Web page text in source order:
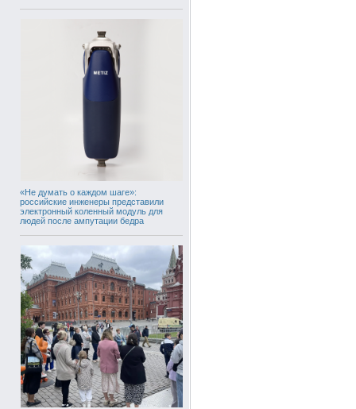
«Не думать о каждом шаге»:
российские инженеры представили
электронный коленный модуль для
людей после ампутации бедра